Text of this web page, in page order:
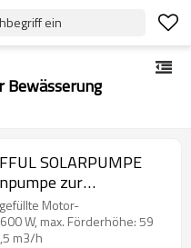
ein
Bewässerung
SOLARPUMPE
zur
Tauchpumpe
Motor-
W, max. Förderhöhe: 59
m3/h